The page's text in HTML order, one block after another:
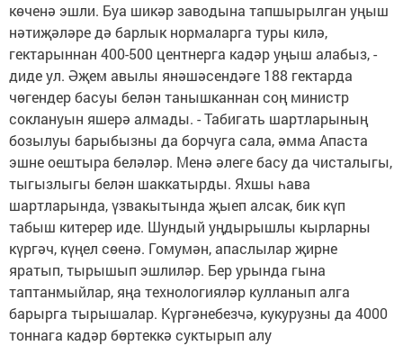
көченә эшли. Буа шикәр заводына тапшырылган уңыш
нәтиҗәләре дә барлык нормаларга туры килә,
гектарыннан 400-500 центнерга кадәр уңыш алабыз, -
диде ул. Әҗем авылы янәшәсендәге 188 гектарда
чөгендер басуы белән танышканнан соң министр
соклануын яшерә алмады. - Табигать шартларының
бозылуы барыбызны да борчуга сала, әмма Апаста
эшне оештыра беләләр. Менә әлеге басу да чисталыгы,
тыгызлыгы белән шаккатырды. Яхшы һава
шартларында, үзвакытында җыеп алсак, бик күп
табыш китерер иде. Шундый уңдырышлы кырларны
күргәч, күңел сөенә. Гомумән, апаслылар җирне
яратып, тырышып эшлиләр. Бер урында гына
таптанмыйлар, яңа технологияләр кулланып алга
барырга тырышалар. Күргәнебезчә, кукурузны да 4000
тоннага кадәр бөртеккә суктырып алу